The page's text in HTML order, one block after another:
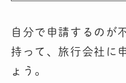
自分で申請するのが
持って、旅行会社に
ょう。